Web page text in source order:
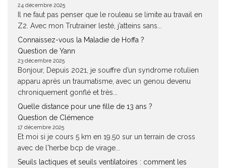
24 décembre 2025
Il ne faut pas penser que le rouleau se limite au travail en
Z2. Avec mon Trutrainer lesté, j’atteins sans...
Connaissez-vous la Maladie de Hoffa ?
Question de Yann
23 décembre 2025
Bonjour, Depuis 2021, je souffre d’un syndrome rotulien
apparu après un traumatisme, avec un genou devenu
chroniquement gonflé et très...
Quelle distance pour une fille de 13 ans ?
Question de Clémence
17 décembre 2025
Et moi si je cours 5 km en 19.50 sur un terrain de cross
avec de l'herbe bcp de virage...
Seuils lactiques et seuils ventilatoires : comment les